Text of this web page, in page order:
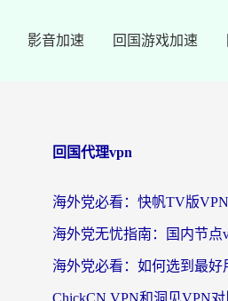
影音加速 回国游戏加速
回国代理vpn